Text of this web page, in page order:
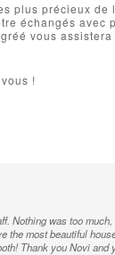
plus précieux
échangés avec
vous
!
Nothing was too
the most beautiful
Thank you Novi and